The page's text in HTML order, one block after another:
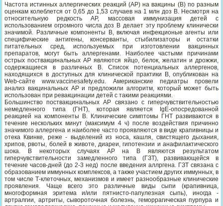
Частота истинных аллергических реакций (АР) на вакцины (В) по разным
оценкам колеблется от 0,65 до 1,53 случаев на 1 млн доз В. Несмотря на
относительную редкость АР, массовая иммунизация детей с
использованием огромного числа доз В делает эту проблему клинически
значимой. Различные компоненты В, включая инфекционые агенты или
специфические антигены, консерванты, стыбилизаторы и остатки
питательных сред, используемых при изготовлении вакцинных
препаратов, могут быть аллергенами. Наиболее частыми причинами
острых поствакцинальных АР являются яйцо, белок, желатин и дрожжи,
содержащиеся в различных В. Список потенциальных аллергенов,
находящихся в доступных для клинической практики В, опубликован на
Web-сайте www.vaccinesafety.edu. Американские педиатры провели
анализ вакцинальных АР и предложили алгоритм, который может быть
использован при ревакцинации детей с такими реакциями.
Большинство поствакцинальных АР связано с гиперчувствительностью
немедленного типа (ГНТ), которая является IgE-опосредованной
реакцией на компоненты В. Клинические симптомы ГНТ развиваются в
течение нескольких минут (максимум 4 ч) после воздействия причинно
значимого аллергена и наиболее часто проявляются в виде крапивницы и
отека Квинке, реже - выделений из носа, кашля, свистящего дыхания,
хрипов, рвоты, болей в животе, диареи, гипотензии и анафилактического
шока. В некоторых случаях АР на В являются результатом
гиперчувствительности замедленного типа (ГЗТ), развивающейся в
течение часов-дней (до 2-3 нед) после введения аллргена. ГЗТ связана с
образованием иммунных комплексов, а также участием других иммунных, в
том числе Т-клеточных, механизмов и имеет разнообразные клинические
проявления. Чаще всего это различные виды сыпи (крапивница,
многоформная эритема и/или пятнисто-папулезная сыпь), иногда -
артралгии, артриты, сывороточная болезнь, геморрагическая пурпура и